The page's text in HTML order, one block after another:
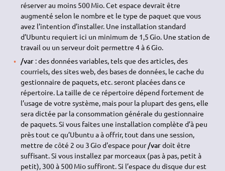
réserver au moins 500 Mio. Cet espace devrait être
augmenté selon le nombre et le type de paquet que vous
avez l’intention d’installer. Une installation standard
d’Ubuntu requiert ici un minimum de 1,5 Gio. Une station de
travail ou un serveur doit permettre 4 à 6 Gio.
/var: des données variables, tels que des articles, des
courriels, des sites web, des bases de données, le cache du
gestionnaire de paquets, etc. seront placées dans ce
répertoire. La taille de ce répertoire dépend fortement de
l’usage de votre système, mais pour la plupart des gens, elle
sera dictée par la consommation générale du gestionnaire
de paquets. Si vous faites une installation complète d’à peu
près tout ce qu’Ubuntu a à offrir, tout dans une session,
mettre de côté 2 ou 3 Gio d'espace pour/vardoit être
suffisant. Si vous installez par morceaux (pas à pas, petit à
petit), 300 à 500 Mio suffiront. Si l’espace du disque dur est